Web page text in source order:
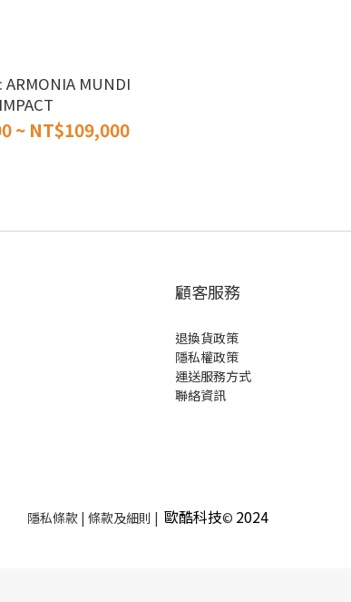
MUNDI
IMPACT
~ NT$109,000
顧客服務
退換貨政策
隱私權政策
運送服務方式
聯絡資訊
隱私條款 | 條款及細則 | 歐酷科技© 2024